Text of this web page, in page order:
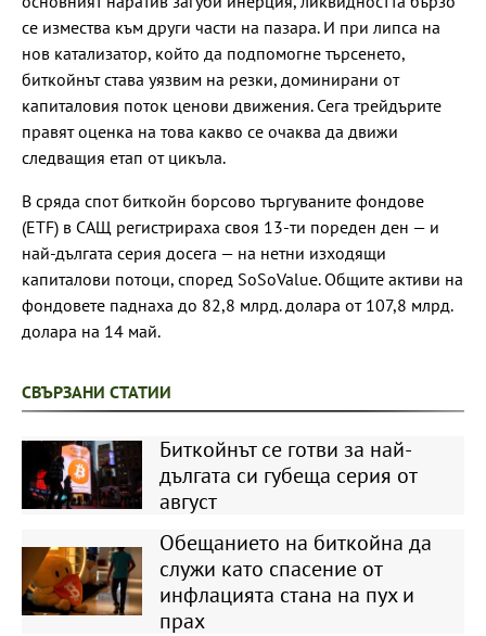
се измества към други части на пазара. И при липса на
нов катализатор, който да подпомогне търсенето,
биткойнът става уязвим на резки, доминирани от
капиталовия поток ценови движения. Сега трейдърите
правят оценка на това какво се очаква да движи
следващия етап от цикъла.
В сряда спот биткойн борсово търгуваните фондове
(ETF) в САЩ регистрираха своя 13-ти пореден ден — и
най-дългата серия досега — на нетни изходящи
капиталови потоци, според SoSoValue. Общите активи на
фондовете паднаха до 82,8 млрд. долара от 107,8 млрд.
долара на 14 май.
СВЪРЗАНИ СТАТИИ
Биткойнът се готви за най-
дългата си губеща серия от
август
Обещанието на биткойна да
служи като спасение от
инфлацията стана на пух и
прах